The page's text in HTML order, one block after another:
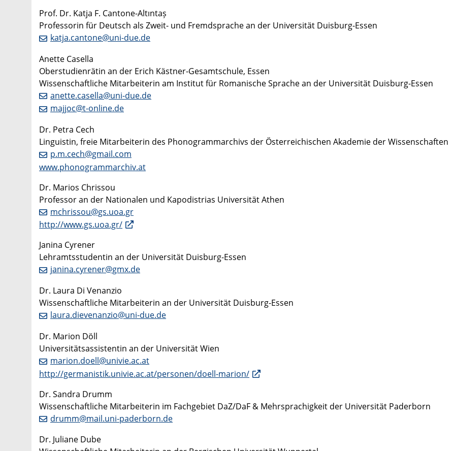
Prof. Dr. Katja F. Cantone-Altıntaș
Professorin für Deutsch als Zweit- und Fremdsprache an der Universität Duisburg-Essen
katja.cantone@uni-due.de
Anette Casella
Oberstudienrätin an der Erich Kästner-Gesamtschule, Essen
Wissenschaftliche Mitarbeiterin am Institut für Romanische Sprache an der Universität Duisburg-Essen
anette.casella@uni-due.de
majjoc@t-online.de
Dr. Petra Cech
Linguistin, freie Mitarbeiterin des Phonogrammarchivs der Österreichischen Akademie der Wissenschaften
p.m.cech@gmail.com
www.phonogrammarchiv.at
Dr. Marios Chrissou
Professor an der Nationalen und Kapodistrias Universität Athen
mchrissou@gs.uoa.gr
http://www.gs.uoa.gr/
Janina Cyrener
Lehramtsstudentin an der Universität Duisburg-Essen
janina.cyrener@gmx.de
Dr. Laura Di Venanzio
Wissenschaftliche Mitarbeiterin an der Universität Duisburg-Essen
laura.dievenanzio@uni-due.de
Dr. Marion Döll
Universitätsassistentin an der Universität Wien
marion.doell@univie.ac.at
http://germanistik.univie.ac.at/personen/doell-marion/
Dr. Sandra Drumm
Wissenschaftliche Mitarbeiterin im Fachgebiet DaZ/DaF & Mehrsprachigkeit der Universität Paderborn
drumm@mail.uni-paderborn.de
Dr. Juliane Dube